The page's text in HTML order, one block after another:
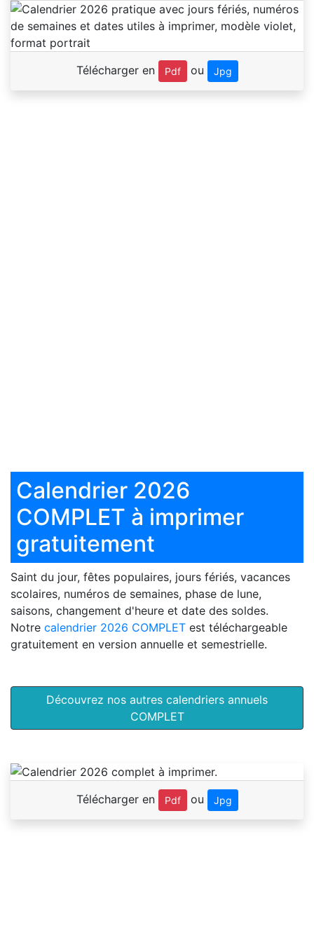
Télécharger en Pdf ou Jpg
Calendrier 2026
COMPLET à imprimer
gratuitement
Saint du jour, fêtes populaires, jours fériés, vacances
scolaires, numéros de semaines, phase de lune,
saisons, changement d'heure et date des soldes.
Notre calendrier 2026 COMPLET est téléchargeable
gratuitement en version annuelle et semestrielle.
Découvrez nos autres calendriers annuels
COMPLET
Télécharger en Pdf ou Jpg